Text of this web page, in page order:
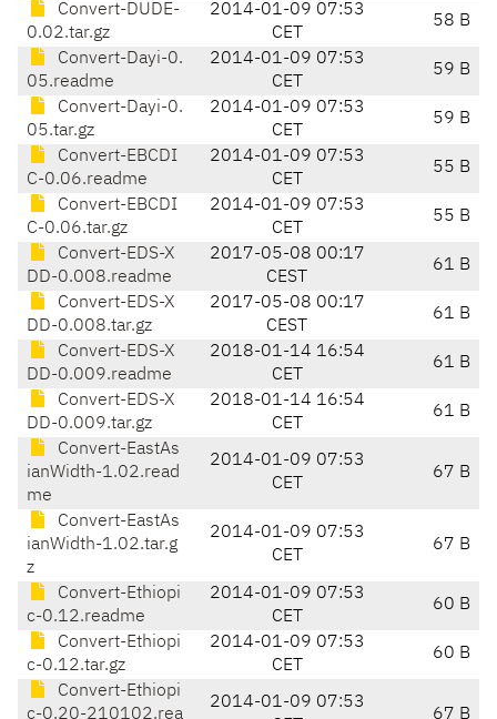
Convert-DUDE-
0.02.tar.gz
2014-01-09 07:53
CET
58 B
Convert-Dayi-0.
05.readme
2014-01-09 07:53
CET
59 B
Convert-Dayi-0.
05.tar.gz
2014-01-09 07:53
CET
59 B
Convert-EBCDI
C-0.06.readme
2014-01-09 07:53
CET
55 B
Convert-EBCDI
C-0.06.tar.gz
2014-01-09 07:53
CET
55 B
Convert-EDS-X
DD-0.008.readme
2017-05-08 00:17
CEST
61 B
Convert-EDS-X
DD-0.008.tar.gz
2017-05-08 00:17
CEST
61 B
Convert-EDS-X
DD-0.009.readme
2018-01-14 16:54
CET
61 B
Convert-EDS-X
DD-0.009.tar.gz
2018-01-14 16:54
CET
61 B
Convert-EastAs
ianWidth-1.02.read
me
2014-01-09 07:53
CET
67 B
Convert-EastAs
ianWidth-1.02.tar.g
z
2014-01-09 07:53
CET
67 B
Convert-Ethiopi
c-0.12.readme
2014-01-09 07:53
CET
60 B
Convert-Ethiopi
c-0.12.tar.gz
2014-01-09 07:53
CET
60 B
Convert-Ethiopi
c-0.20-210102.rea
2014-01-09 07:53
67 B